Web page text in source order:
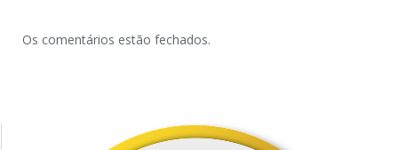
Os comentários estão fechados.